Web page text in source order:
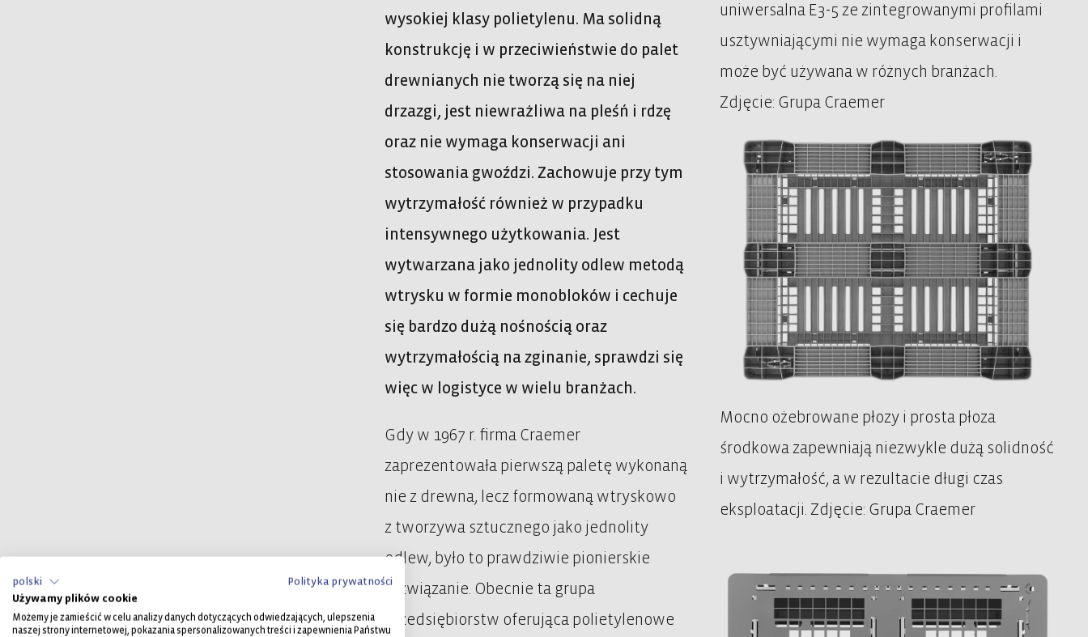
uniwersalna E3-5 ze zintegrowanymi profilami
usztywniającymi nie wymaga konserwacji i
może być używana w różnych branżach.
Zdjęcie: Grupa Craemer
Mocno ożebrowane płozy i prosta płoza
środkowa zapewniają niezwykle dużą solidność
i wytrzymałość, a w rezultacie długi czas
eksploatacji. Zdjęcie: Grupa Craemer
wysokiej klasy polietylenu. Ma solidną
konstrukcję i w przeciwieństwie do palet
drewnianych nie tworzą się na niej
drzazgi, jest niewrażliwa na pleśń i rdzę
oraz nie wymaga konserwacji ani
stosowania gwoździ. Zachowuje przy tym
wytrzymałość również w przypadku
intensywnego użytkowania. Jest
wytwarzana jako jednolity odlew metodą
wtrysku w formie monobloków i cechuje
się bardzo dużą nośnością oraz
wytrzymałością na zginanie, sprawdzi się
więc w logistyce w wielu branżach.
Gdy w 1967 r. firma Craemer
zaprezentowała pierwszą paletę wykonaną
nie z drewna, lecz formowaną wtryskowo
z tworzywa sztucznego jako jednolity
odlew, było to prawdziwie pionierskie
rozwiązanie. Obecnie ta grupa
przedsiębiorstw oferująca polietylenowe
polski
Polityka prywatności
Używamy plików cookie
Możemy je zamieścić w celu analizy danych dotyczących odwiedzających, ulepszenia
naszej strony internetowej, pokazania spersonalizowanych treści i zapewnienia Państwu